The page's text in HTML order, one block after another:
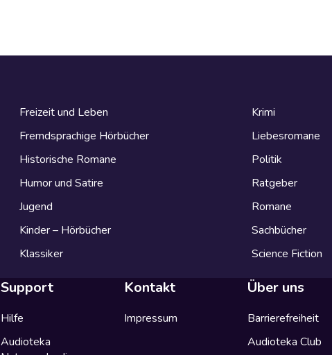
Freizeit und Leben
Fremdsprachige Hörbücher
Historische Romane
Humor und Satire
Jugend
Kinder – Hörbücher
Klassiker
Krimi
Liebesromane
Politik
Ratgeber
Romane
Sachbücher
Science Fiction
Support
Hilfe
Audioteka
Kontakt
Impressum
Über uns
Barrierefreiheit
Audioteka Club